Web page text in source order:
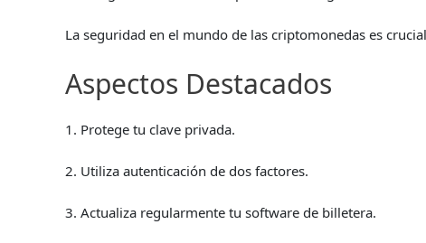
La seguridad en el mundo de las criptomonedas es
Aspectos Destacados
1. Protege tu clave privada.
2. Utiliza autenticación de dos factores.
3. Actualiza regularmente tu software de billetera.